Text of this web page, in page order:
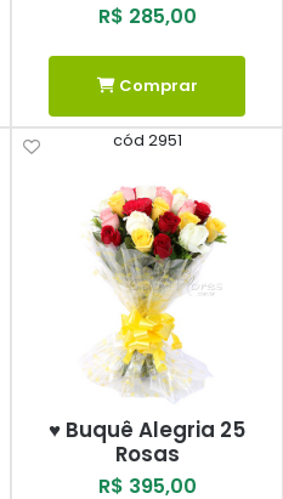
R$ 285,00
Comprar
cód 2951
♥ Buquê Alegria 25
Rosas
R$ 395,00